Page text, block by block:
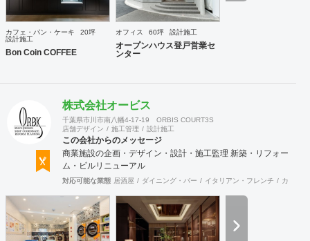
カフェ・パン・ケーキ
20坪
設計施工
Bon Coin COFFEE
オフィス 60坪 設計施工
オープンハウス登戸営業セ
ンター
株式会社オービス
千葉県市川市南八幡4-17-19 ORBIS COURT3S
店舗デザイン
施工管理 設計施工
この会社からのメッセージ
商業施設の企画・デザイン・設計・施工監理 新築・リフォー
ム・ビルリニューアル
対応可能な業態 居酒屋 ダイニング・バー イタリアン・フレンチ カフェ